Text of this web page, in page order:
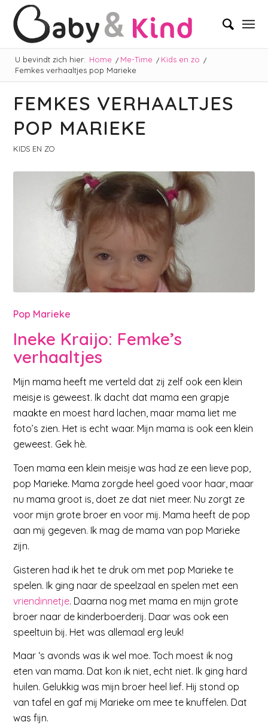
U bevindt zich hier: Home / Me-Time / Kids en zo /
Femkes verhaaltjes pop Marieke
FEMKES VERHAALTJES
POP MARIEKE
KIDS EN ZO
Pop Marieke
Ineke Kraijo: Femke’s
verhaaltjes
Mijn mama heeft me verteld dat zij zelf ook een klein
meisje is geweest. Ik dacht dat mama een grapje
maakte en moest hard lachen, maar mama liet me
foto’s zien. Het is echt waar. Mijn mama is ook een klein
geweest. Gek hè.
Toen mama een klein meisje was had ze een lieve pop,
pop Marieke. Mama zorgde heel goed voor haar, maar
nu mama groot is, doet ze dat niet meer. Nu zorgt ze
voor mijn grote broer en voor mij. Mama heeft de pop
aan mij gegeven. Ik mag de mama van pop Marieke
zijn.
Gisteren had ik het te druk om met pop Marieke te
spelen. Ik ging naar de speelzaal en spelen met een
vriendinnetje. Daarna nog met mama en mijn grote
broer naar de kinderboerderij. Daar was ook een
speeltuin bij. Het was allemaal erg leuk!
Maar ‘s avonds was ik wel moe. Toch moest ik nog
eten van mama. Dat kon ik niet, echt niet. Ik ging hard
huilen. Gelukkig was mijn broer heel lief. Hij stond op
van tafel en gaf mij Marieke om mee te knuffelen. Dat
was fijn.